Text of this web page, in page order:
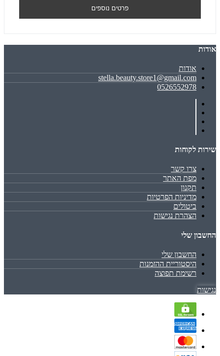
פרטים נוספים
אודות
אודות
stella.beauty.store1@gmail.com
0526552978
שירות לקוחות
צרו קשר
מפת האתר
תקנון
מדיניות הפרטיות
ביטולים
הצהרת נגישות
החשבון שלי
החשבון שלי
היסטוריית ההזמנות
רשימת תפוצה
נגישות